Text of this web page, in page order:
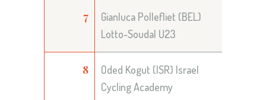
7
Gianluca Pollefliet (BEL)
Lotto-Soudal U23
8
Oded Kogut (ISR) Israel
Cycling Academy